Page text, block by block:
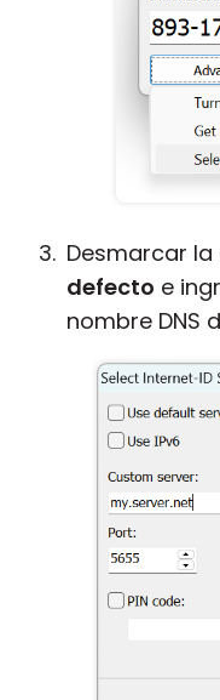
Desmarcar
defecto e
nombre DNS